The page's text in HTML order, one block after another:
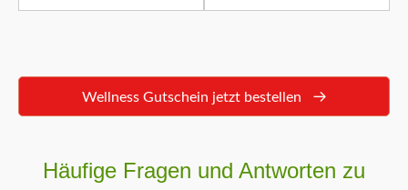
Wellness Gutschein jetzt bestellen
Häufige Fragen und Antworten zu